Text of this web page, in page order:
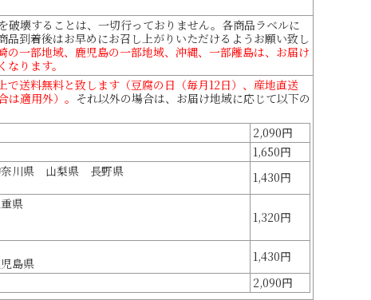
壊することは、一切行っておりません。各商品ラベルに
到着後はお早めにお召し上がりいただけるようお願い致し
の一部地域、鹿児島の一部地域、沖縄、一部離島は、お届け
ります。
送料無料と致します（豆腐の日（毎月12日）、産地直送
適用外）。 それ以外の場合は、お届け地域に応じて以下の
2,090円
1,650円
川県 山梨県 長野県
1,430円
県
1,320円
島県
1,430円
2,090円